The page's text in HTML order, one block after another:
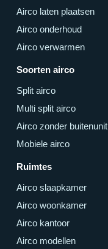
Airco laten plaatsen
Airco onderhoud
Airco verwarmen
Soorten airco
Split airco
Multi split airco
Airco zonder buitenunit
Mobiele airco
Ruimtes
Airco slaapkamer
Airco woonkamer
Airco kantoor
Airco modellen